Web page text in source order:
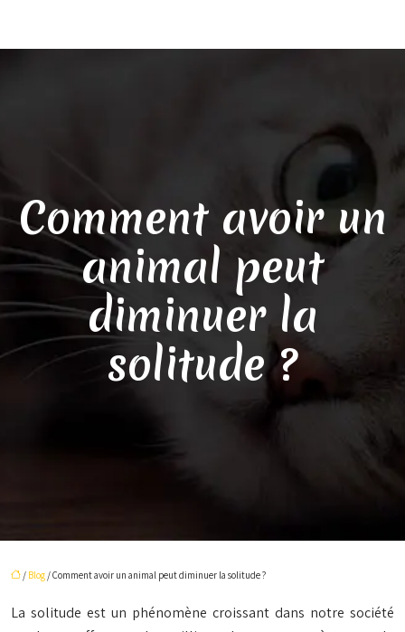
Comment avoir un
animal peut
diminuer la
solitude ?
/ Blog / Comment avoir un animal peut diminuer la solitude ?
La solitude est un phénomène croissant dans notre société